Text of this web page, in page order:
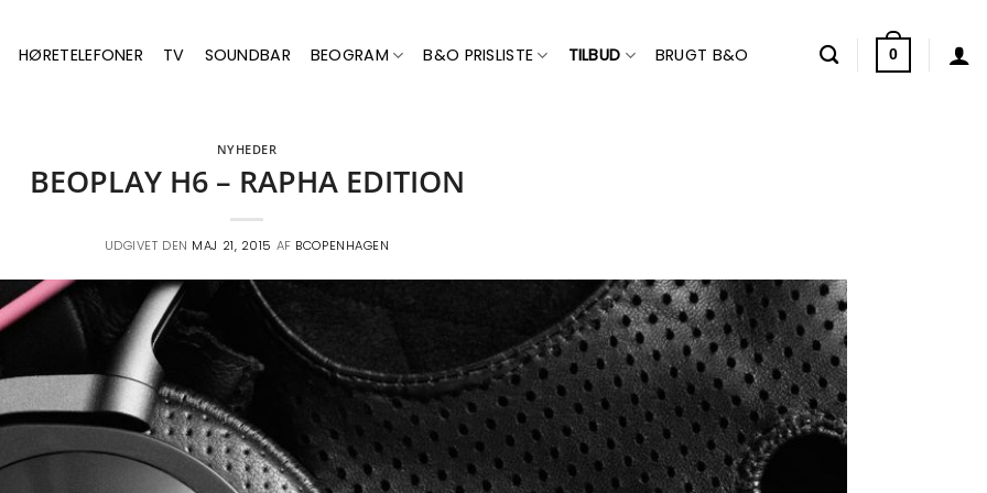
HØRETELEFONER TV SOUNDBAR BEOGRAM B&O PRISLISTE TILBUD BRUGT B&O 0
NYHEDER
BEOPLAY H6 – RAPHA EDITION
UDGIVET DEN MAJ 21, 2015 AF BCOPENHAGEN